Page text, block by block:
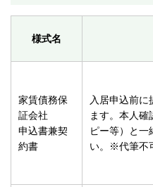
様式名
家賃債務保
証会社
申込書兼契
約書
入居申込前に
ます。本人確
ピー等）と一
い。※代筆不